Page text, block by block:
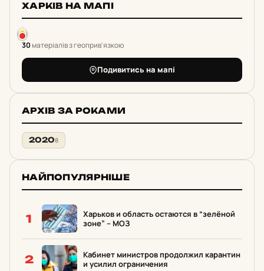
ХАРКІВ НА МАПІ
30матеріалів з геоприв'язкою
Подивитись на мапі
АРХІВ ЗА РОКАМИ
20208
НАЙПОПУЛЯРНІШЕ
1
Харьков и область остаются в “зелёной
зоне” – МОЗ
2
Кабинет министров продолжил карантин
и усилил ограничения